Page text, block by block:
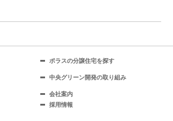
ポラスの分譲住宅を探す
中央グリーン開発の取り組み
会社案内
採用情報